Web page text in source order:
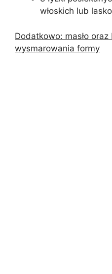
włoskich lub
Dodatkowo: masło
wysmarowania formy